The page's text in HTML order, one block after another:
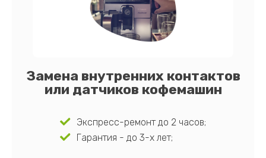
Замена внутренних контактов
или датчиков кофемашин
Экспресс-ремонт до 2 часов;
Гарантия - до 3-х лет;